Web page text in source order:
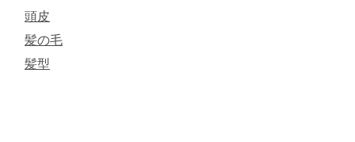
頭皮
髪の毛
髪型